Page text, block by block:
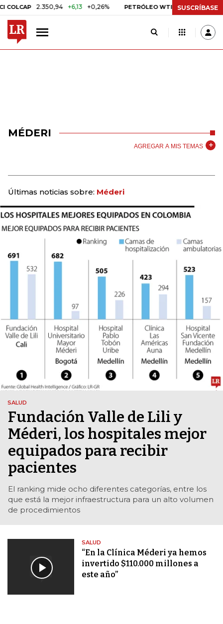
2.350,94 +6,13 +0,26% PETRÓLEO WTI US$ 78,18 US$
SUSCRÍBASE
MÉDERI
AGREGAR A MIS TEMAS
Últimas noticias sobre: Méderi
SALUD
Fundación Valle de Lili y
Méderi, los hospitales mejor
equipados para recibir
pacientes
El ranking mide ocho diferentes categorías, entre los
que está la mejor infraestructura para un alto volumen
de procedimientos
SALUD
“En la Clínica Méderi ya hemos
invertido $110.000 millones a
este año”